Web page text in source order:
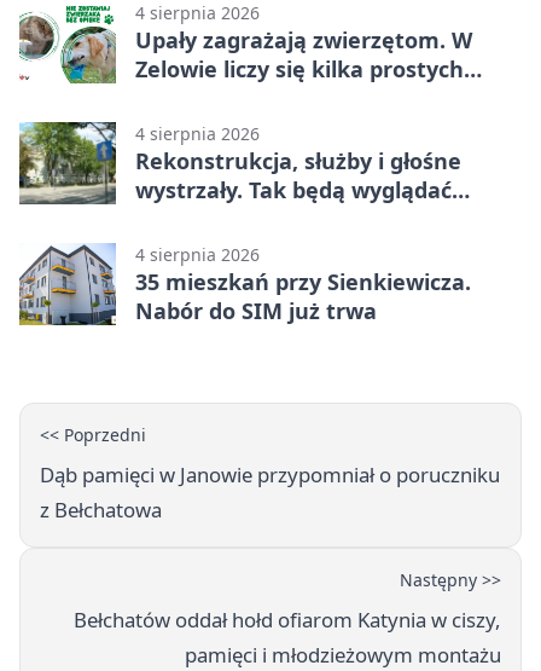
4 sierpnia 2026
Upały zagrażają zwierzętom. W
Zelowie liczy się kilka prostych
4 sierpnia 2026
Rekonstrukcja, służby i głośne
wystrzały. Tak będą wyglądać
4 sierpnia 2026
35 mieszkań przy Sienkiewicza.
Nabór do SIM już trwa
<< Poprzedni
Dąb pamięci w Janowie przypomniał o poruczniku
z Bełchatowa
Następny >>
Bełchatów oddał hołd ofiarom Katynia w ciszy,
pamięci i młodzieżowym montażu